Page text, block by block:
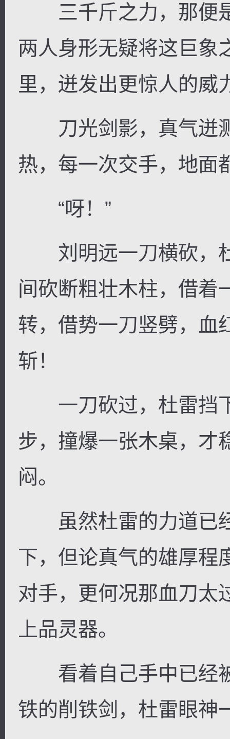
三千斤之力，那便
两人身形无疑将这巨象
里，迸发出更惊人的威
刀光剑影，真气迸
热，每一次交手，地面
“呀！”
刘明远一刀横砍，
间砍断粗壮木柱，借着
转，借势一刀竖劈，血
斩！
一刀砍过，杜雷挡
步，撞爆一张木桌，才
闷。
虽然杜雷的力道已
下，但论真气的雄厚程
对手，更何况那血刀太
上品灵器。
看着自己手中已经
铁的削铁剑，杜雷眼神